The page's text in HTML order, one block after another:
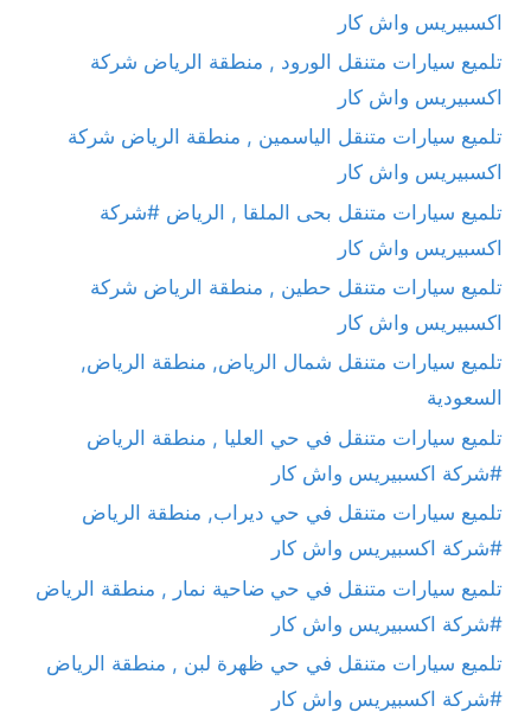
اكسبيريس واش كار
تلميع سيارات متنقل الورود , منطقة الرياض شركة
اكسبيريس واش كار
تلميع سيارات متنقل الياسمين , منطقة الرياض شركة
اكسبيريس واش كار
تلميع سيارات متنقل بحى الملقا , الرياض #شركة
اكسبيريس واش كار
تلميع سيارات متنقل حطين , منطقة الرياض شركة
اكسبيريس واش كار
تلميع سيارات متنقل شمال الرياض, منطقة الرياض,
السعودية
تلميع سيارات متنقل في حي العليا , منطقة الرياض
#شركة اكسبيريس واش كار
تلميع سيارات متنقل في حي ديراب, منطقة الرياض
#شركة اكسبيريس واش كار
تلميع سيارات متنقل في حي ضاحية نمار , منطقة الرياض
#شركة اكسبيريس واش كار
تلميع سيارات متنقل في حي ظهرة لبن , منطقة الرياض
#شركة اكسبيريس واش كار